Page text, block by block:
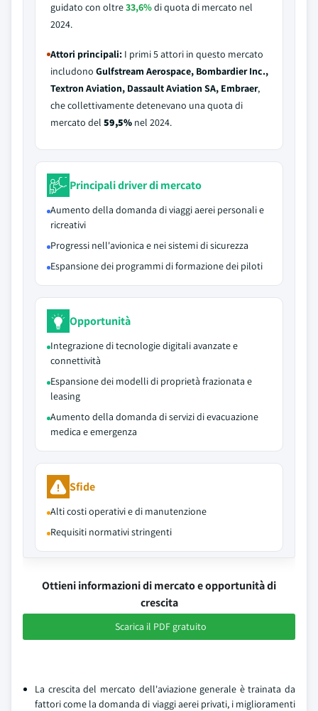
guidato con oltre33,6%di quota di mercato nel
2024.
Attori principali: I primi 5 attori in questo mercato
includono Gulfstream Aerospace, Bombardier Inc.,
Textron Aviation, Dassault Aviation SA, Embraer,
che collettivamente detenevano una quota di
mercato del 59,5% nel 2024.
Principali driver di mercato
Aumento della domanda di viaggi aerei personali e
ricreativi
Progressi nell'avionica e nei sistemi di sicurezza
Espansione dei programmi di formazione dei piloti
Opportunità
Integrazione di tecnologie digitali avanzate e
connettività
Espansione dei modelli di proprietà frazionata e
leasing
Aumento della domanda di servizi di evacuazione
medica e emergenza
Sfide
Alti costi operativi e di manutenzione
Requisiti normativi stringenti
Ottieni informazioni di mercato e opportunità di
crescita
Scarica il PDF gratuito
La crescita del mercato dell'aviazione generale è trainata da
fattori come la domanda di viaggi aerei privati, i miglioramenti